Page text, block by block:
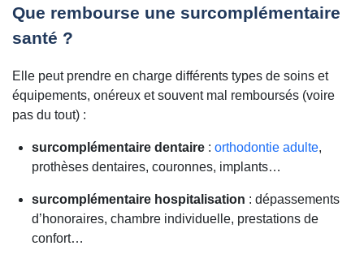
Que rembourse une surcomplémentaire
santé ?
Elle peut prendre en charge différents types de soins et
équipements, onéreux et souvent mal remboursés (voire
pas du tout) :
surcomplémentaire dentaire : orthodontie adulte,
prothèses dentaires, couronnes, implants…
surcomplémentaire hospitalisation : dépassements
d’honoraires, chambre individuelle, prestations de
confort…